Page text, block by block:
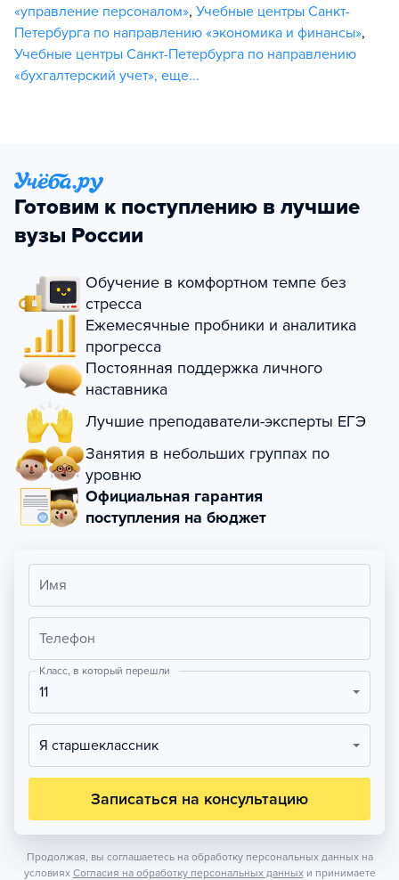
«управление персоналом», Учебные центры Санкт-
Петербурга по направлению «экономика и финансы»,
Учебные центры Санкт-Петербурга по направлению
«бухгалтерский учет», еще...
Готовим к поступлению в лучшие
вузы России
Обучение в комфортном темпе без
стресса
Ежемесячные пробники и аналитика
прогресса
Постоянная поддержка личного
наставника
Лучшие преподаватели-эксперты ЕГЭ
Занятия в небольших группах по
уровню
Официальная гарантия
поступления на бюджет
Имя
Телефон
Класс, в который перешли
11
Я старшеклассник
Записаться на консультацию
Продолжая, вы соглашаетесь на обработку персональных данных на
условиях Согласия на обработку персональных данных и принимаете